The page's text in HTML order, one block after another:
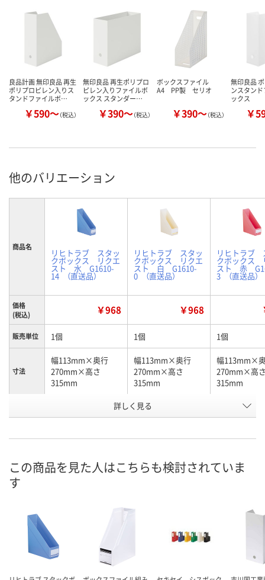
良品計画 無印良品 再生
ポリプロピレン入りス
タンドファイルボ…
￥590～（税込）
無印良品 再生ポリプロ
ピレン入りファイルボ
ックス スタンダー…
￥390～（税込）
ボックスファイル
A4 PP製 セリオ
￥390～（税込）
無印良品
ンスタン
ックス
￥
他のバリエーション
商品名
リヒトラブ スタッ
クボックス リクエ
スト 水 G1610-
14 （直送品）
リヒトラブ スタッ
クボックス リクエ
スト 白 G1610-
0 （直送品）
リヒトラブ
クボックス
スト 赤
3 （直送品）
価格
(税込)
￥968 ￥968
販売単位 1個 1個 1個
寸法
幅113mm×奥行
270mm×高さ
315mm
幅113mm×奥行
270mm×高さ
315mm
幅113mm×
270mm×高
315mm
白
号
お届け日
数量
カゴへ
詳しく見る
この商品を見た人はこちらも検討されていま
す